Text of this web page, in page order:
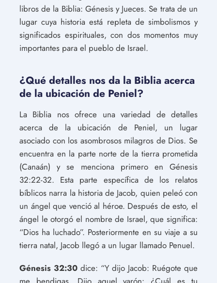
libros de la Biblia: Génesis y Jueces. Se trata de un
lugar cuya historia está repleta de simbolismos y
significados espirituales, con dos momentos muy
importantes para el pueblo de Israel.
¿Qué detalles nos da la Biblia acerca
de la ubicación de Peniel?
La Biblia nos ofrece una variedad de detalles
acerca de la ubicación de Peniel, un lugar
asociado con los asombrosos milagros de Dios. Se
encuentra en la parte norte de la tierra prometida
(Canaán) y se menciona primero en Génesis
32:22-32. Esta parte específica de los relatos
bíblicos narra la historia de Jacob, quien peleó con
un ángel que venció al héroe. Después de esto, el
ángel le otorgó el nombre de Israel, que significa:
“Dios ha luchado”. Posteriormente en su viaje a su
tierra natal, Jacob llegó a un lugar llamado Penuel.
Génesis 32:30dice: “Y dijo Jacob: Ruégote que